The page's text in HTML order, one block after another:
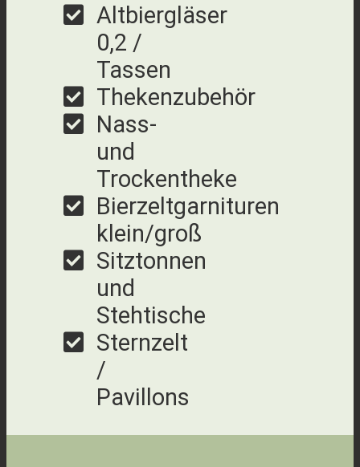
Altbiergläser
0,2 /
Tassen
Thekenzubehör
Nass-
und
Trockentheke
Bierzeltgarnituren
klein/groß
Sitztonnen
und
Stehtische
Sternzelt
/
Pavillons